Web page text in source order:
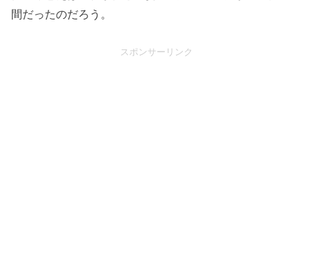
間だったのだろう。
スポンサーリンク